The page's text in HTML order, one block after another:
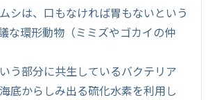
シは、口もなければ胃もないという
な環形動物（ミミズやゴカイの仲
う部分に共生しているバクテリア
底からしみ出る硫化水素を利用し